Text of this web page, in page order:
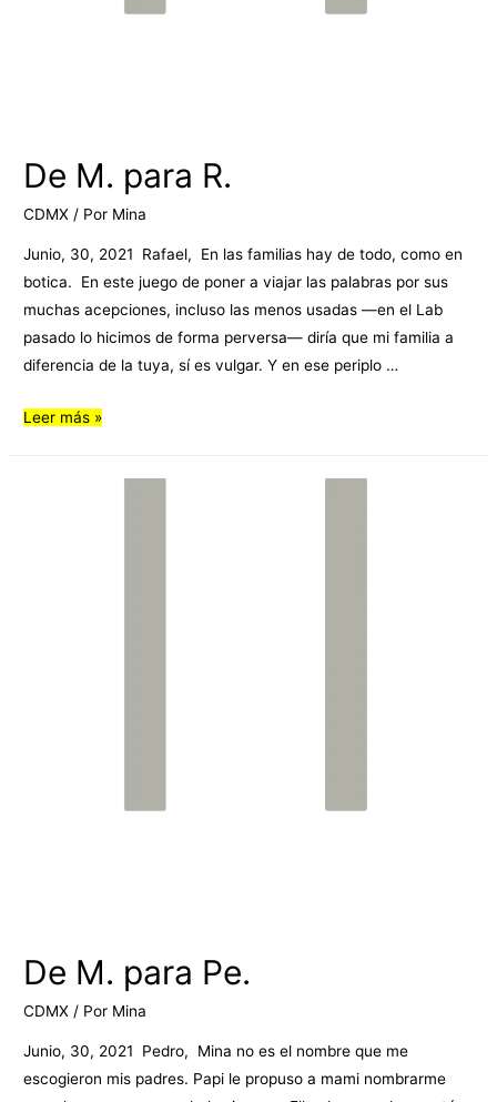
De M. para R.
CDMX / Por Mina
Junio, 30, 2021 Rafael, En las familias hay de todo, como en
botica. En este juego de poner a viajar las palabras por sus
muchas acepciones, incluso las menos usadas —en el Lab
pasado lo hicimos de forma perversa— diría que mi familia a
diferencia de la tuya, sí es vulgar. Y en ese periplo …
Leer más »
De M. para Pe.
CDMX / Por Mina
Junio, 30, 2021 Pedro, Mina no es el nombre que me
escogieron mis padres. Papi le propuso a mami nombrarme